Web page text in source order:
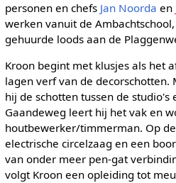
personen en chefs Jan Noorda en
werken vanuit de
gehuurde loods aan de
Kroon begint met klusjes als het
lagen verf van de
hij de schotten tussen de studio's
Gaandeweg leert hij het vak en
houtbewerker/timmerman. Op
electrische circelzaag en een
van onder meer pen-gat
volgt Kroon een opleiding tot